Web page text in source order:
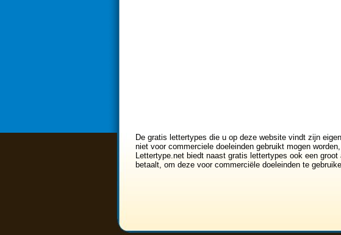
De gratis lettertypes die u op deze website vindt zijn
niet voor commerciele doeleinden gebruikt mogen
Lettertype.net biedt naast gratis lettertypes ook een
betaalt, om deze voor commerciële doeleinden te